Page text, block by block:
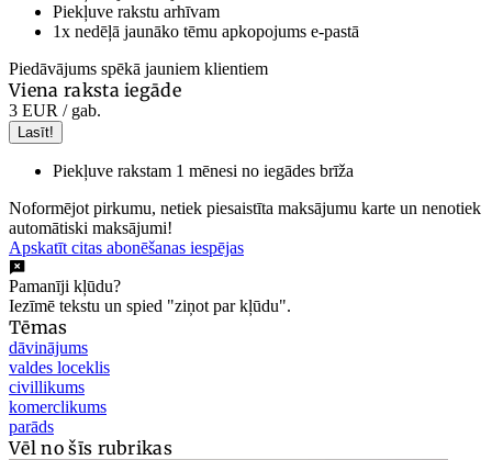
Piekļuve rakstu arhīvam
1x nedēļā jaunāko tēmu apkopojums e-pastā
Piedāvājums spēkā jauniem klientiem
Viena raksta iegāde
3 EUR / gab.
Lasīt!
Piekļuve rakstam 1 mēnesi no iegādes brīža
Noformējot pirkumu, netiek piesaistīta maksājumu karte un nenotiek
automātiski maksājumi!
Apskatīt citas abonēšanas iespējas
Pamanīji kļūdu?
Iezīmē tekstu un spied "ziņot par kļūdu".
Tēmas
dāvinājums
valdes loceklis
civillikums
komerclikums
parāds
Vēl no šīs rubrikas